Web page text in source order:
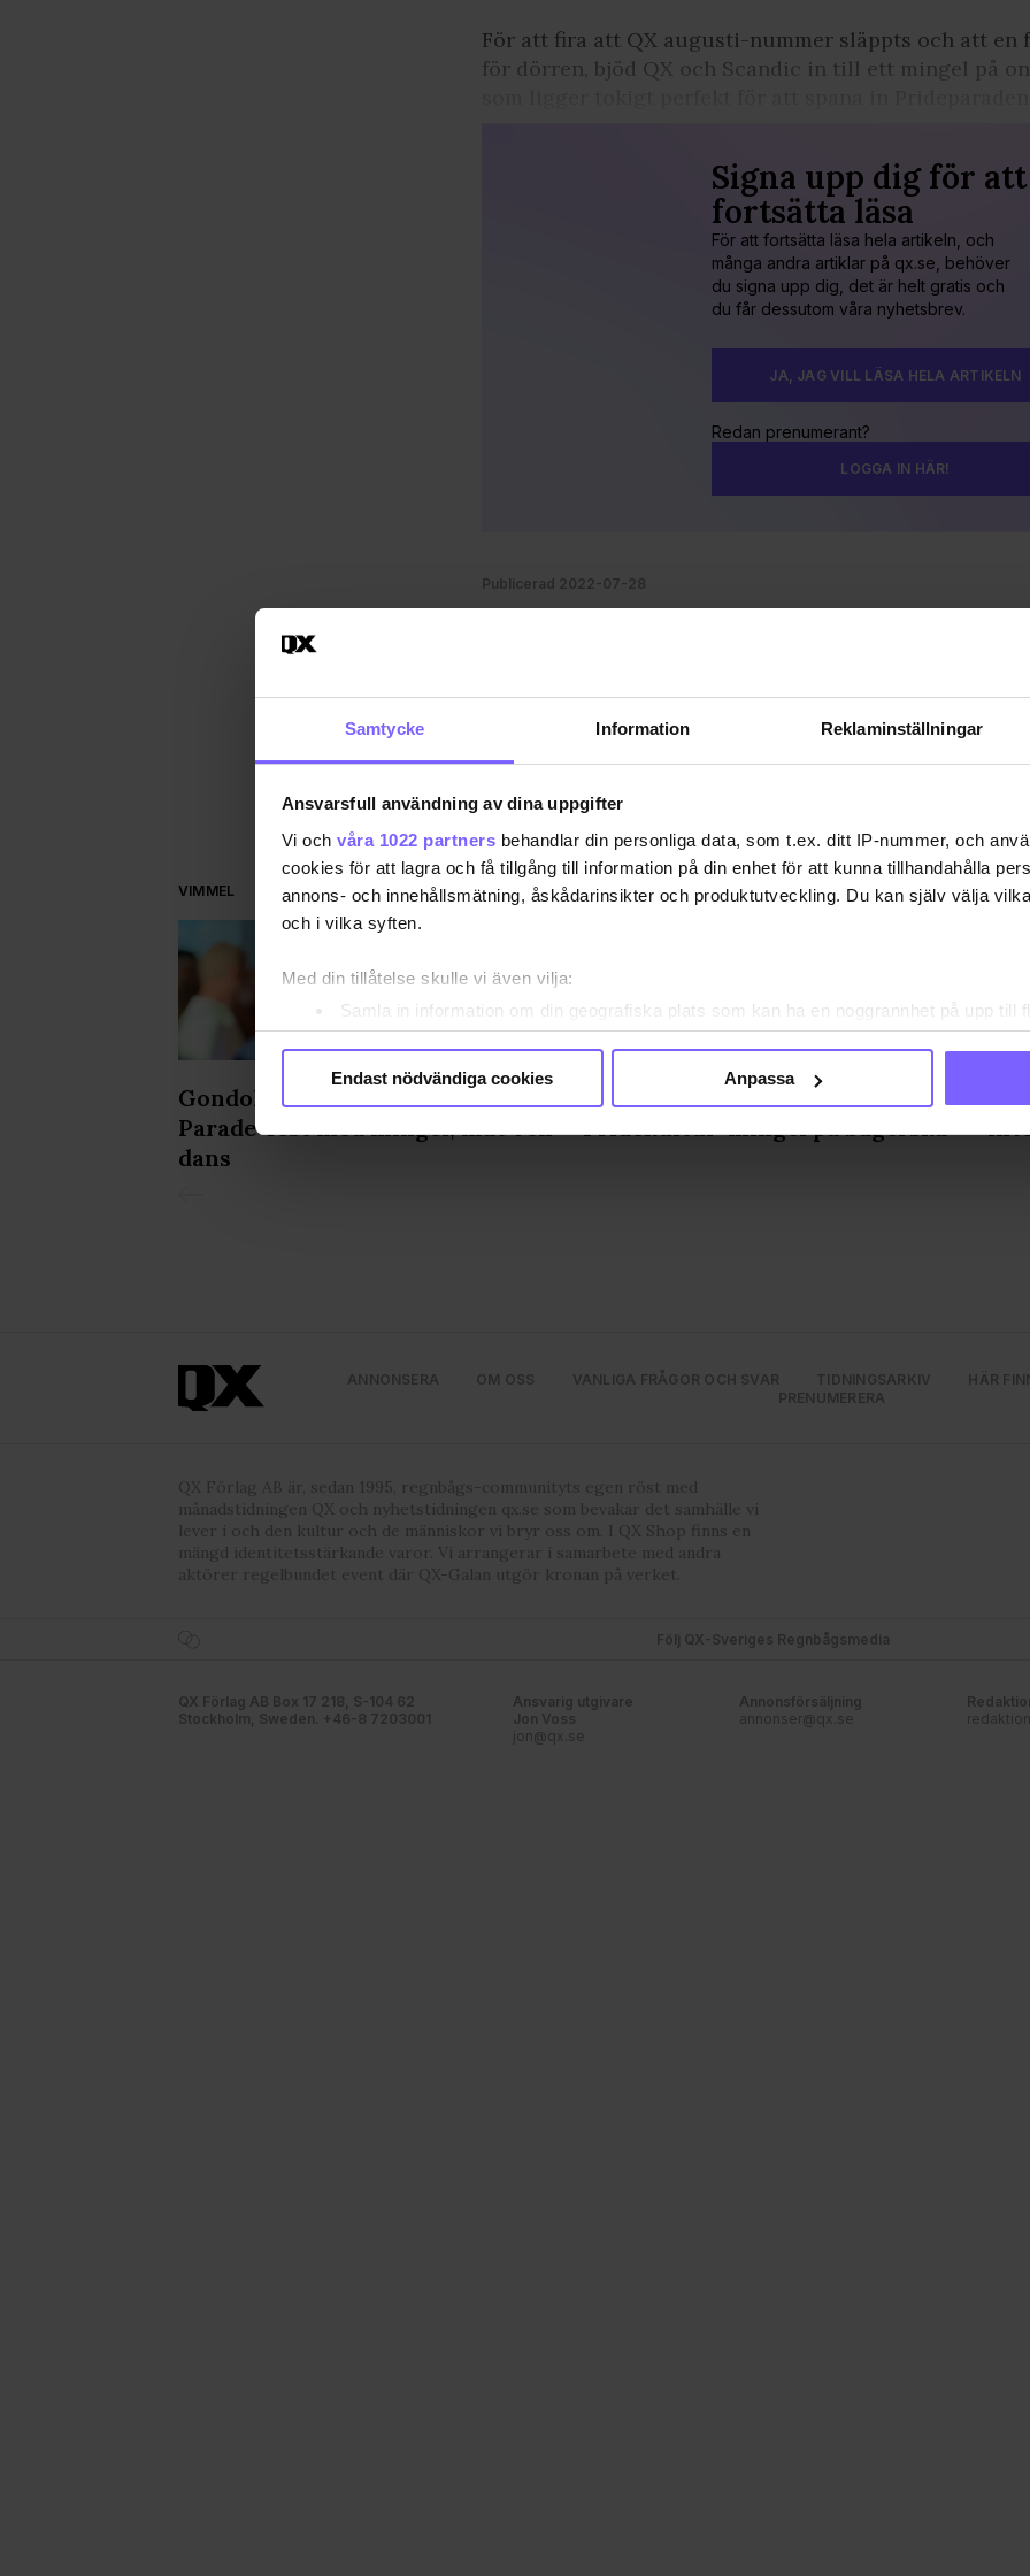
Samtycke Information Reklaminställningar
Ansvarsfull användning av dina uppgifter
Vi och våra 1022 partners behandlar din personliga data, som t.ex. ditt IP-nummer, och
cookies för att lagra och få tillgång till information på din enhet för att kunna tillhandahålla
annons- och innehållsmätning, åskådarinsikter och produktutveckling. Du kan själv välja
och i vilka syften.
Med din tillåtelse skulle vi även vilja:
Samla in information om din geografiska plats som kan ha en noggrannhet på upp till
Identifiera din enhet genom att aktivt skanna den för specifika kännetecken
Ta reda på mer om hur dina personliga uppgifter behandlas och ställ in dina preferenser i
Endast nödvändiga cookies Anpassa
För att fira att QX augusti-nummer släppts och att en
för dörren, bjöd QX och Scandic in till ett mingel på
Signa upp dig för att
fortsätta läsa
För att fortsätta läsa hela artikeln, och
många andra artiklar på qx.se, behöver
du signa upp dig, det är helt gratis och
du får dessutom våra nyhetsbrev.
JA, JAG VILL LÄSA HELA ARTIKELN
Redan prenumerant?
LOGGA IN HÄR!
Publicerad 2022-07-28
DELA DEN HÄR ARTIKELN
VIMMEL
Gondolenhuset fixade After
Parade-fest med mingel, mat och
dans
Statsministern bjöd in till
Pridekultur-mingel på Sagerska
ANNONSERA OM OSS VANLIGA FRÅGOR OCH SVAR TIDNINGSARKIV HÄR
PRENUMERERA
QX Förlag AB är, sedan 1995, regnbågs-communityts egen röst med
månadstidningen QX och nyhetstidningen qx.se som bevakar det samhälle vi
lever i och den kultur och de människor vi bryr oss om. I QX Shop finns en
mängd identitetsstärkande varor. Vi arrangerar i samarbete med andra
aktörer regelbundet event där QX-Galan utgör kronan på verket.
Följ QX-Sveriges Regnbågsmedia
QX Förlag AB Box 17 218, S-104 62
Stockholm, Sweden. +46-8 7203001
Ansvarig utgivare
Jon Voss
jon@qx.se
Annonsförsäljning
annonser@qx.se